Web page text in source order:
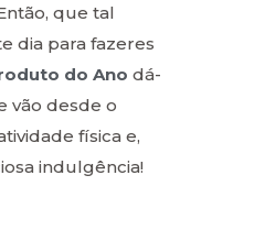
que tal
dia para fazeres
do Ano dá-
vão desde o
física e,
indulgência!